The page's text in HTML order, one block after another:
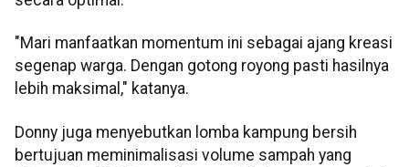
"Mari manfaatkan momentum ini sebagai ajang kreasi
segenap warga. Dengan gotong royong pasti hasilnya
lebih maksimal," katanya.
Donny juga menyebutkan lomba kampung bersih
bertujuan meminimalisasi volume sampah yang